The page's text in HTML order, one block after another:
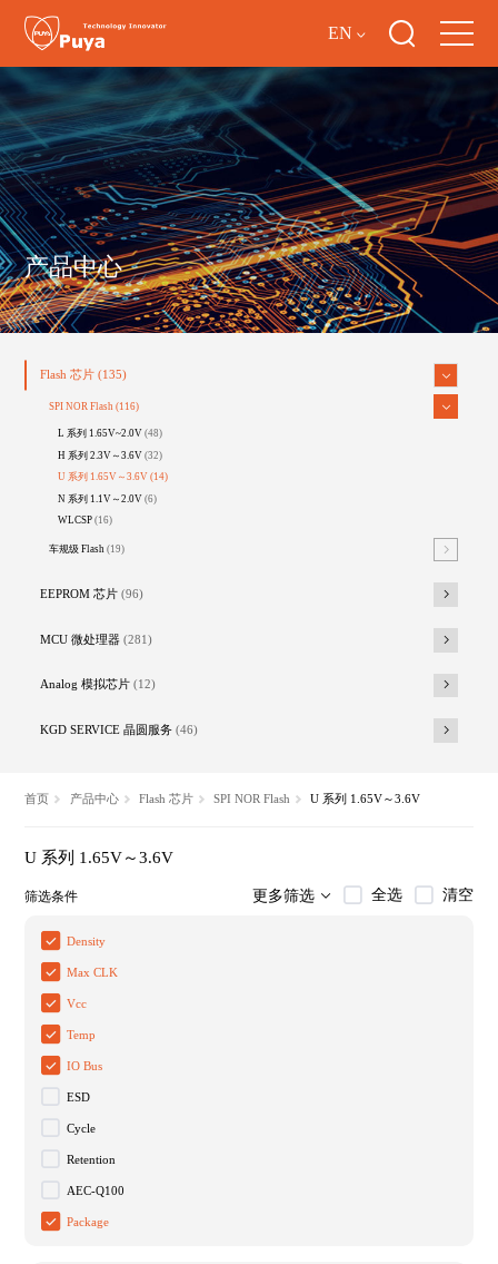
EN
产品中心
Flash 芯片 (135)
SPI NOR Flash(116)
L 系列 1.65V~2.0V(48)
H 系列 2.3V～3.6V(32)
U 系列 1.65V～3.6V(14)
N 系列 1.1V～2.0V(6)
WLCSP(16)
车规级 Flash(19)
EEPROM 芯片 (96)
MCU 微处理器 (281)
Analog 模拟芯片 (12)
KGD SERVICE 晶圆服务 (46)
首页 产品中心 Flash 芯片 SPI NOR Flash U 系列 1.65V～3.6V
U 系列 1.65V～3.6V
筛选条件 更多筛选 全选 清空
Density
Max CLK
Vcc
Temp
IO Bus
ESD
Cycle
Retention
AEC-Q100
Package